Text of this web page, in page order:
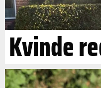
Kvinde